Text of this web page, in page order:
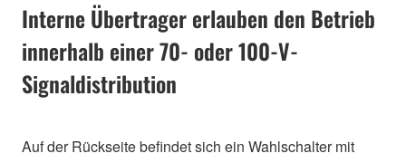
Interne Übertrager erlauben den Betrieb
innerhalb einer 70- oder 100-V-
Signaldistribution
Auf der Rückseite befindet sich ein Wahlschalter mit